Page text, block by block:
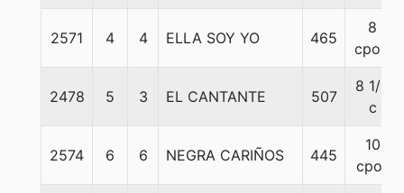
2571 4 4 ELLA SOY YO 465
8
cpos.
2478 5 3 EL CANTANTE 507
8 1/2
c
2574 6 6 NEGRA CARIÑOS 445
10
cpos